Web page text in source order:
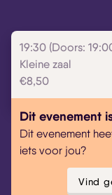
19:30 (Doors:
Kleine zaal
€8,50
Dit evenement
Dit evenement
iets voor jou?
Vind